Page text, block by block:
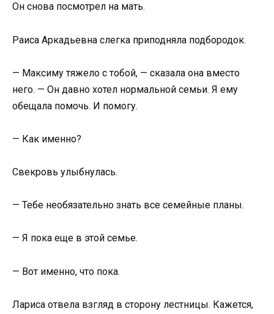
Он снова посмотрел на мать.
Раиса Аркадьевна слегка приподняла подбородок.
— Максиму тяжело с тобой, — сказала она вместо
него. — Он давно хотел нормальной семьи. Я ему
обещала помочь. И помогу.
— Как именно?
Свекровь улыбнулась.
— Тебе необязательно знать все семейные планы.
— Я пока еще в этой семье.
— Вот именно, что пока.
Лариса отвела взгляд в сторону лестницы. Кажется,